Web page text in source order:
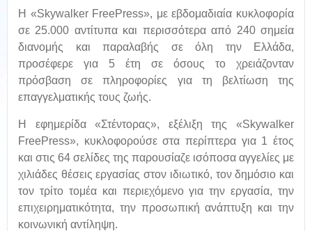
H «Skywalker FreePress», με εβδομαδιαία κυκλοφορία
σε 25.000 αντίτυπα και περισσότερα από 240 σημεία
διανομής και παραλαβής σε όλη την Ελλάδα,
προσέφερε για 5 έτη σε όσους το χρειάζονταν
πρόσβαση σε πληροφορίες για τη βελτίωση της
επαγγελματικής τους ζωής.
Η εφημερίδα «Στέντορας», εξέλιξη της «Skywalker
FreePress», κυκλοφορούσε στα περίπτερα για 1 έτος
και στις 64 σελίδες της παρουσίαζε ισόποσα αγγελίες με
χιλιάδες θέσεις εργασίας στον ιδιωτικό, τον δημόσιο και
τον τρίτο τομέα και περιεχόμενο για την εργασία, την
επιχειρηματικότητα, την προσωπική ανάπτυξη και την
κοινωνική αντίληψη.